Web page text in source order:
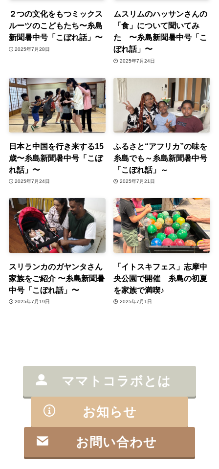
２つの文化をもつミックス
ルーツのこどもたち〜糸島
新聞暑中号「こぼれ話」〜
2025年7月28日
ムスリムのハッサンさんの
「食」について聞いてみ
た 〜糸島新聞暑中号「こ
ぼれ話」〜
2025年7月24日
日本と中国を行き来する15
歳〜糸島新聞暑中号「こぼ
れ話」〜
2025年7月24日
ふるさと“アフリカ”の味を
糸島でも～糸島新聞暑中号
「こぼれ話」～
2025年7月21日
スリランカのガヤンタさん
家族をご紹介 〜糸島新聞暑
中号「こぼれ話」〜
2025年7月19日
「イトスキフェス」志摩中
央公園で開催 糸島の初夏
を家族で満喫♪
2025年7月1日
ママトコラボとは
お知らせ
お問い合わせ